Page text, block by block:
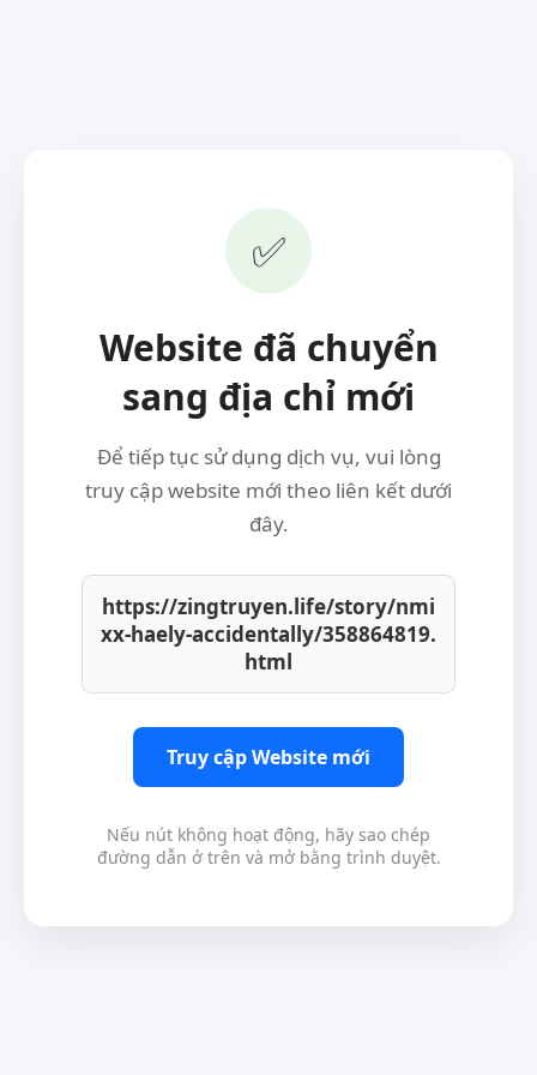
✅
Website đã chuyển
sang địa chỉ mới
Để tiếp tục sử dụng dịch vụ, vui lòng
truy cập website mới theo liên kết dưới
đây.
https://zingtruyen.life/story/nmi
xx-haely-accidentally/358864819.
html
Truy cập Website mới
Nếu nút không hoạt động, hãy sao chép
đường dẫn ở trên và mở bằng trình duyệt.